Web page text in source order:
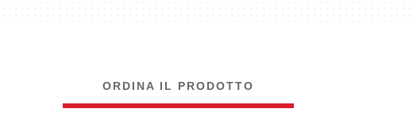
ORDINA IL PRODOTTO